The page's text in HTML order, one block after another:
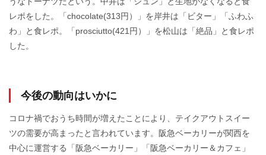
レポをした。「chocolate(313円）」を岸井は「ビター」「ふわふ
わ」と食レポ。「prosciutto(421円）」を松山は「絶品」と食レポ
した。
今後の動向はいかに
コロナ禍でおうち時間が増えたことにより、テイクアウトスイー
ツの需要が高まったと言われています。阪急ベーカリーが関西を
中心に運営する「阪急ベーカリー」「阪急ベーカリー＆カフェ」